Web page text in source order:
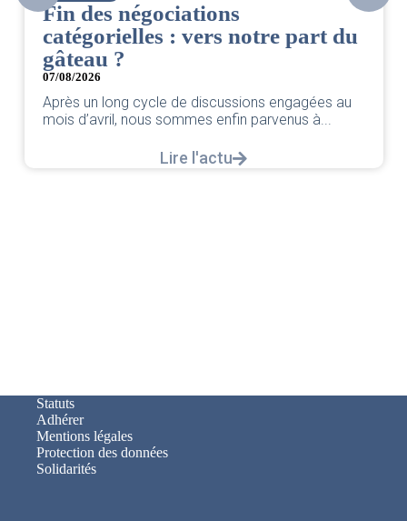
Fin des négociations
catégorielles : vers notre part du
gâteau ?
07/08/2026
Après un long cycle de discussions engagées au
mois d’avril, nous sommes enfin parvenus à...
Lire l'actu
Statuts
Adhérer
Mentions légales
Protection des données
Solidarités